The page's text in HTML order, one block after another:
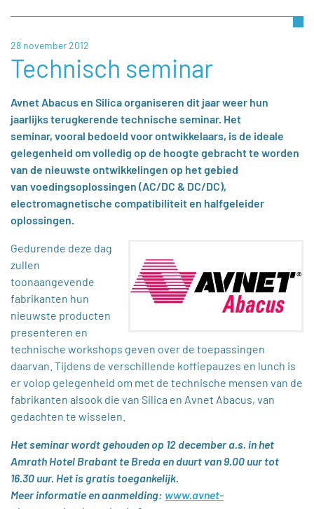
28 november 2012
Technisch seminar
Avnet Abacus en Silica organiseren dit jaar weer hun
jaarlijks terugkerende technische seminar. Het
seminar, vooral bedoeld voor ontwikkelaars, is de ideale
gelegenheid om volledig op de hoogte gebracht te worden
van de nieuwste ontwikkelingen op het gebied
van voedingsoplossingen (AC/DC & DC/DC),
electromagnetische compatibiliteit en halfgeleider
oplossingen.
Gedurende deze dag
zullen
toonaangevende
fabrikanten hun
nieuwste producten
presenteren en
technische workshops geven over de toepassingen
daarvan. Tijdens de verschillende koffiepauzes en lunch is
er volop gelegenheid om met de technische mensen van de
fabrikanten alsook die van Silica en Avnet Abacus, van
gedachten te wisselen.
Het seminar wordt gehouden op 12 december a.s. in het
Amrath Hotel Brabant te Breda en duurt van 9.00 uur tot
16.30 uur. Het is gratis toegankelijk.
Meer informatie en aanmelding: www.avnet-